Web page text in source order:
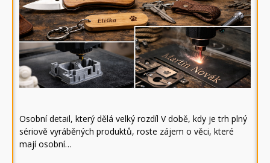
Osobní detail, který dělá velký rozdíl V době, kdy je trh plný
sériově vyráběných produktů, roste zájem o věci, které
mají osobní…